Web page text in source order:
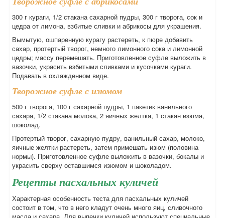
300 г кураги, 1/2 стакана сахарной пудры, 300 г творога, сок и
цедра от лимона, взбитые сливки и абрикосы для украшения.
Вымытую, ошпаренную курагу растереть, к пюре добавить
сахар, протертый творог, немного лимонного сока и лимонной
цедры; массу перемешать. Приготовленное суфле выложить в
вазочки, украсить взбитыми сливками и кусочками кураги.
Подавать в охлажденном виде.
Творожное суфле с изюмом
500 г творога, 100 г сахарной пудры, 1 пакетик ванильного
сахара, 1/2 стакана молока, 2 яичных желтка, 1 стакан изюма,
шоколад.
Протертый творог, сахарную пудру, ванильный сахар, молоко,
яичные желтки растереть, затем примешать изюм (половина
нормы). Приготовленное суфле выложить в вазочки, бокалы и
украсить сверху оставшимся изюмом и шоколадом.
Рецепты пасхальных куличей
Характерная особенность теста для пасхальных куличей
состоит в том, что в него кладут очень много яиц, сливочного